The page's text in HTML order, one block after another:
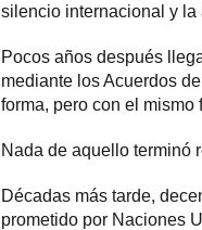
silencio internacional y
Pocos años después
mediante los Acuerdos
forma, pero con el
Nada de aquello terminó
Décadas más tarde,
prometido por Naciones